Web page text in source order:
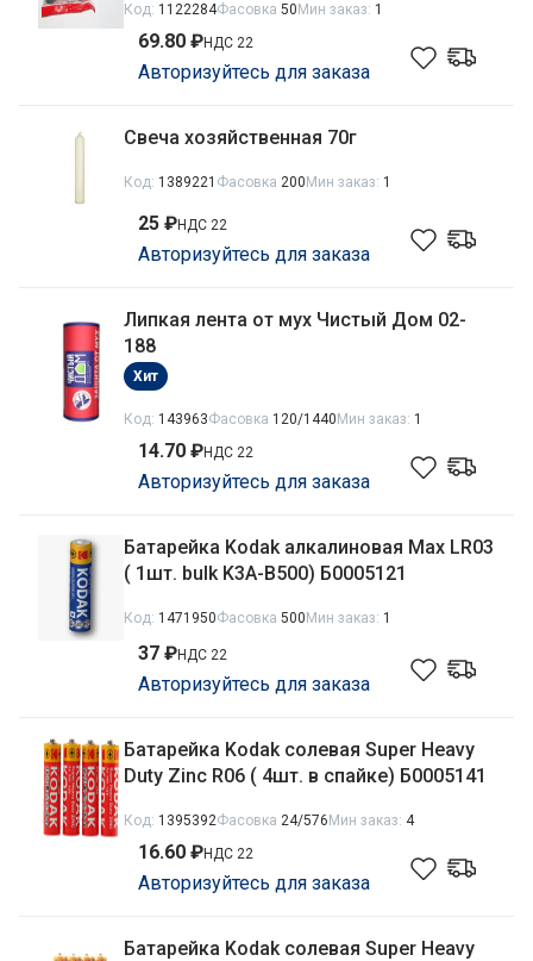
Код: 1122284Фасовка 50 Мин заказ: 1
69.80 ₽НДС 22
Авторизуйтесь для заказа
Свеча хозяйственная 70г
Код: 1389221 Фасовка 200 Мин заказ: 1
25 ₽НДС 22
Авторизуйтесь для заказа
Липкая лента от мух Чистый Дом 02-
188
Хит
Код: 143963Фасовка 120/1440 Мин заказ: 1
14.70 ₽НДС 22
Авторизуйтесь для заказа
Батарейка Kodak алкалиновая Max LR03
( 1шт. bulk K3A-B500) Б0005121
Код: 1471950Фасовка 500 Мин заказ: 1
37 ₽НДС 22
Авторизуйтесь для заказа
Батарейка Kodak солевая Super Heavy
Duty Zinc R06 ( 4шт. в спайке) Б0005141
Код: 1395392Фасовка 24/576Мин заказ: 4
16.60 ₽НДС 22
Авторизуйтесь для заказа
Батарейка Kodak солевая Super Heavy